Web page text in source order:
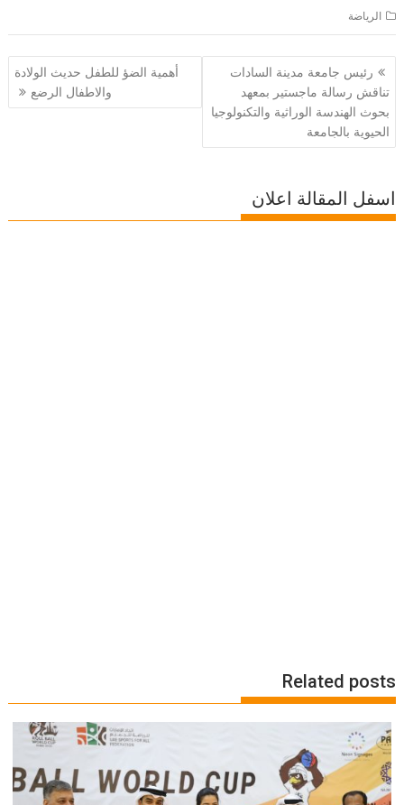
الرياضة
تصفّح
المقالات
رئيس جامعة مدينة السادات
تناقش رسالة ماجستير بمعهد
بحوث الهندسة الوراثية والتكنولوجيا
الحيوية بالجامعة
أهمية الضؤ للطفل حديث الولادة
والاطفال الرضع
اسفل المقالة اعلان
Related posts